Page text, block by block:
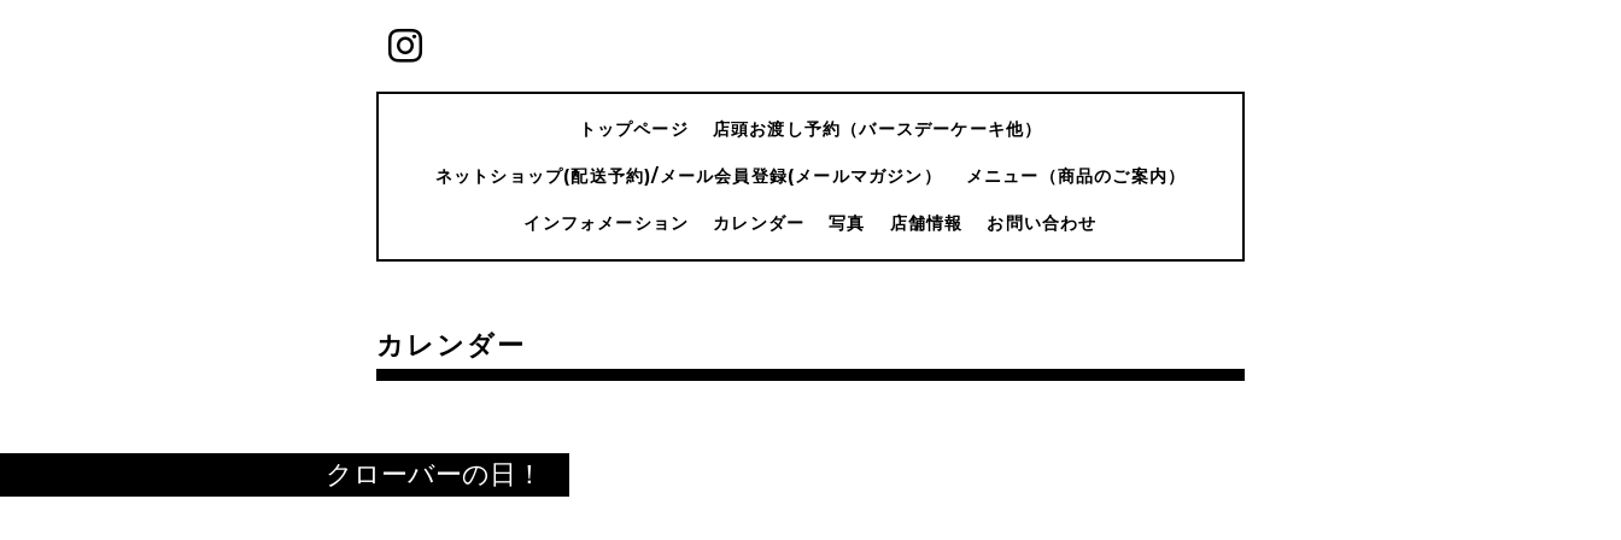
トップページ 店頭お渡し予約（バースデーケーキ他）
ネットショップ(配送予約)/メール会員登録(メールマガジン） メニュー（商品のご案内）
インフォメーション カレンダー 写真 店舗情報 お問い合わせ
カレンダー
クローバーの日！